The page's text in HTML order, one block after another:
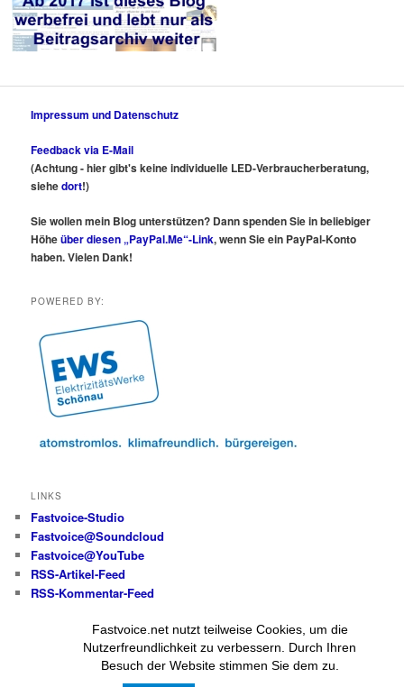
Fastvoice.net nutzt teilweise Cookies, um die
Nutzerfreundlichkeit zu verbessern. Durch Ihren
Besuch der Website stimmen Sie dem zu.
Impressum und Datenschutz
Feedback via E-Mail
(Achtung - hier gibt's keine individuelle LED-Verbraucherberatung,
siehedort!)
Sie wollen mein Blog unterstützen? Dann spenden Sie in beliebiger
Höheüber diesen „PayPal.Me“-Link, wenn Sie ein PayPal-Konto
haben. Vielen Dank!
POWERED BY:
LINKS
Fastvoice-Studio
Fastvoice@Soundcloud
Fastvoice@YouTube
RSS-Artikel-Feed
RSS-Kommentar-Feed
Alle Beiträge und Fotos
(wenn nicht anders angegeben):
© Wolfgang Messer